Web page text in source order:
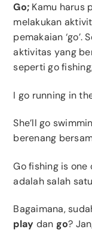
Go; Kamu harus
melakukan
pemakaian ‘go’.
aktivitas yang
seperti go
I go running in
She’ll go
berenang
Go fishing is one
adalah salah
Bagaimana,
play dan go?